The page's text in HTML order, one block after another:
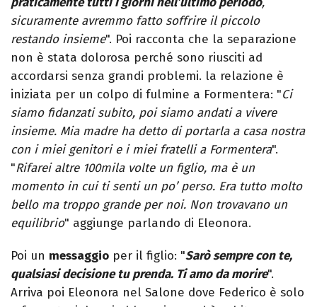
sicuramente avremmo fatto soffrire il piccolo
restando insieme". Poi racconta che la separazione
non è stata dolorosa perché sono riusciti ad
accordarsi senza grandi problemi. la relazione è
iniziata per un colpo di fulmine a Formentera: "Ci
siamo fidanzati subito, poi siamo andati a vivere
insieme. Mia madre ha detto di portarla a casa nostra
con i miei genitori e i miei fratelli a Formentera".
"Rifarei altre 100mila volte un figlio, ma è un
momento in cui ti senti un po’ perso. Era tutto molto
bello ma troppo grande per noi. Non trovavano un
equilibrio" aggiunge parlando di Eleonora.
Poi un messaggio per il figlio: "Sarò sempre con te,
qualsiasi decisione tu prenda. Ti amo da morire".
Arriva poi Eleonora nel Salone dove Federico è solo